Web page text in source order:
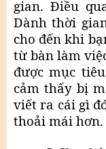
gian. Điều
Dành thời
cho đến khi
từ bàn làm
được mục
cảm thấy bị
viết ra cái gì
thoải mái hơn.